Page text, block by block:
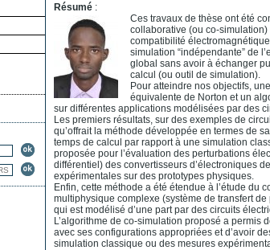
Résumé :
Ces travaux de thèse ont été
collaborative (ou co-
compatibilité
simulation “indépendante” de
global sans avoir à échanger
calcul (ou outil de simulation).
Pour atteindre nos objectifs,
équivalente de Norton et un
sur différentes applications modélisées par des
Les premiers résultats, sur des exemples de
qu’offrait la méthode développée en termes de
temps de calcul par rapport à une simulation
proposée pour l’évaluation des perturbations
différentiel) des convertisseurs d’électroniques
expérimentales sur des prototypes physiques.
Enfin, cette méthode a été étendue à l’étude du
multiphysique complexe (système de transfert
qui est modélisé d’une part par des circuits
L’algorithme de co-simulation proposé a permis
avec ses configurations appropriées et d’avoir
simulation classique ou des mesures